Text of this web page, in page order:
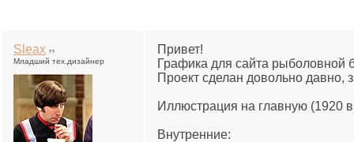
Sleax
Младший тех.дизайнер
Привет!
Графика для сайта рыболовной
Проект сделан довольно давно,
Иллюстрация на главную (1920
Внутренние: